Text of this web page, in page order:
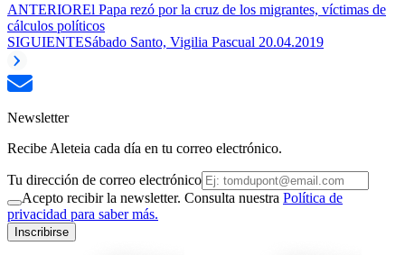
ANTERIOREl Papa rezó por la cruz de los migrantes, víctimas de
cálculos políticos
SIGUIENTESábado Santo, Vigilia Pascual 20.04.2019
Newsletter
Recibe Aleteia cada día en tu correo electrónico.
Tu dirección de correo electrónico
Acepto recibir la newsletter. Consulta nuestra Política de
privacidad para saber más.
Inscribirse